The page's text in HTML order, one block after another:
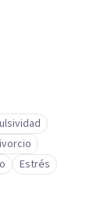
Estrés